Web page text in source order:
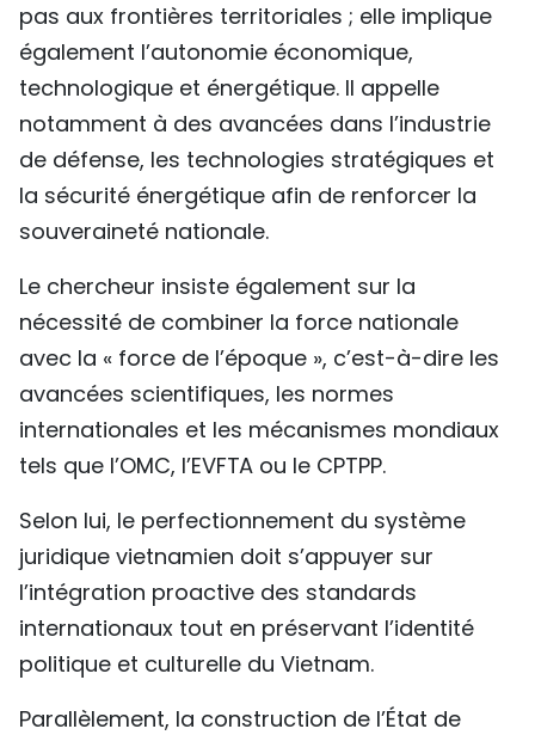
pas aux frontières territoriales ; elle implique
également l’autonomie économique,
technologique et énergétique. Il appelle
notamment à des avancées dans l’industrie
de défense, les technologies stratégiques et
la sécurité énergétique afin de renforcer la
souveraineté nationale.
Le chercheur insiste également sur la
nécessité de combiner la force nationale
avec la « force de l’époque », c’est-à-dire les
avancées scientifiques, les normes
internationales et les mécanismes mondiaux
tels que l’OMC, l’EVFTA ou le CPTPP.
Selon lui, le perfectionnement du système
juridique vietnamien doit s’appuyer sur
l’intégration proactive des standards
internationaux tout en préservant l’identité
politique et culturelle du Vietnam.
Parallèlement, la construction de l’État de